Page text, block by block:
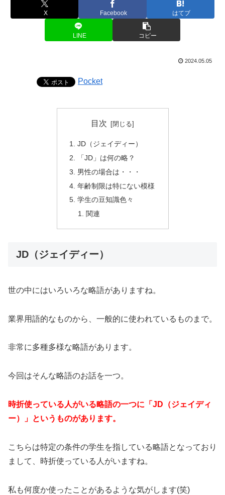
X Facebook はてブ
LINE コピー
2024.05.05
Pocket
目次
JD（ジェイディー）
「JD」は何の略？
男性の場合は・・・
年齢制限は特にない模様
学生の豆知識色々
関連
JD（ジェイディー）
世の中にはいろいろな略語がありますね。
業界用語的なものから、一般的に使われているものまで。
非常に多種多様な略語があります。
今回はそんな略語のお話を一つ。
時折使っている人がいる略語の一つに「JD（ジェイディ
ー）」というものがあります。
こちらは特定の条件の学生を指している略語となっており
まして、時折使っている人がいますね。
私も何度か使ったことがあるような気がします(笑)